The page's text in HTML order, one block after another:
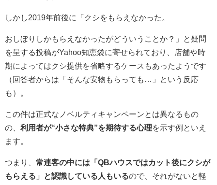
しかし2019年前後に「クシをもらえなかった。
おしぼりしかもらえなかったがどういうことか？」と疑問
を呈する投稿がYahoo知恵袋に寄せられており、店舗や時
期によってはクシ提供を省略するケースもあったようです
（回答者からは「そんな安物もらっても…」という反応
も）。
この件は正式なノベルティキャンペーンとは異なるもの
の、 利用者が“小さな特典”を期待する心理を示す例といえ
ます。
つまり、 常連客の中には「QBハウスではカット後にクシが
もらえる」と認識している人もいるので、それがないと軽